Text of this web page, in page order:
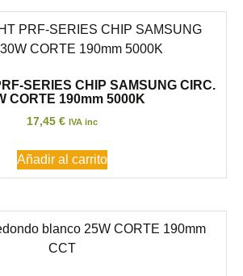
SERIES CHIP SAMSUNG CIRC.
CORTE 190mm 5000K
17,45 € IVA inc
Añadir al carrito